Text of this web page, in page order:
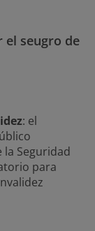
el seugro de
: el
Seguridad
para